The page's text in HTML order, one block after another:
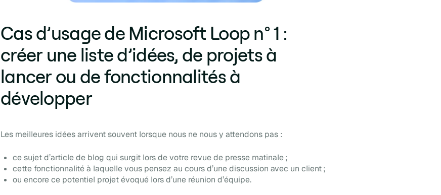
Cas d’usage de Microsoft Loop n° 1 :
créer une liste d’idées, de projets à
lancer ou de fonctionnalités à
développer
Les meilleures idées arrivent souvent lorsque nous ne nous y attendons pas :
ce sujet d’article de blog qui surgit lors de votre revue de presse matinale ;
cette fonctionnalité à laquelle vous pensez au cours d’une discussion avec un client ;
ou encore ce potentiel projet évoqué lors d’une réunion d’équipe.